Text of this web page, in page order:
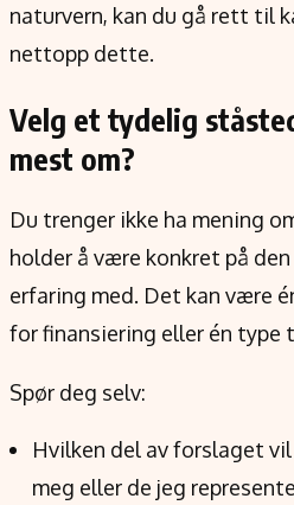
naturvern, kan du gå rett til
nettopp dette.
Velg et tydelig
mest om?
Du trenger ikke ha mening
holder å være konkret på
erfaring med. Det kan være
for finansiering eller én type
Spør deg selv:
Hvilken del av forslaget
meg eller de jeg